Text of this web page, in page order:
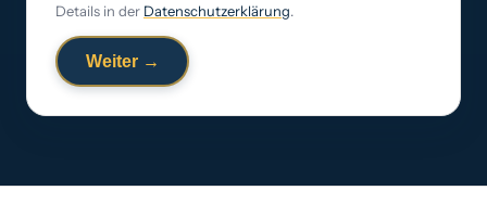
Details in der Datenschutzerklärung.
Weiter →